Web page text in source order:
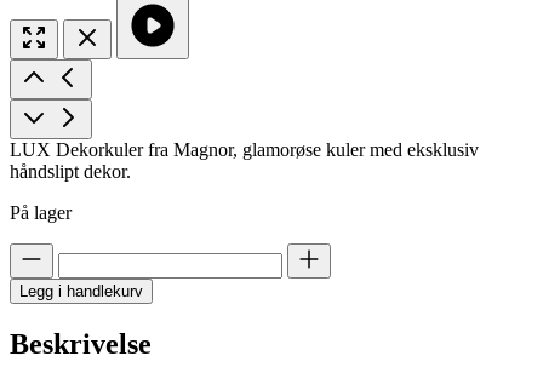
LUX Dekorkuler fra Magnor, glamorøse kuler med eksklusiv
håndslipt dekor.
På lager
Legg i handlekurv
Beskrivelse